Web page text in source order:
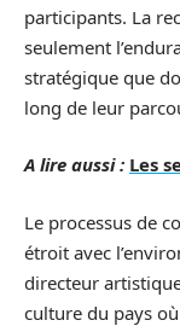
participants. La
seulement
stratégique que
long de leur
A lire aussi : Les
Le processus de
étroit avec
directeur
culture du pays